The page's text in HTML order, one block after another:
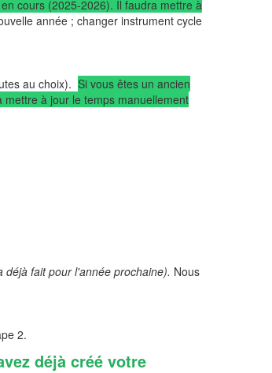
cours (2025-2026). Il faudra mettre à
année ; changer instrument cycle
au choix). Si vous êtes un ancien
à jour le temps manuellement
déjà fait pour l'année prochaine). Nous
2.
déjà créé votre